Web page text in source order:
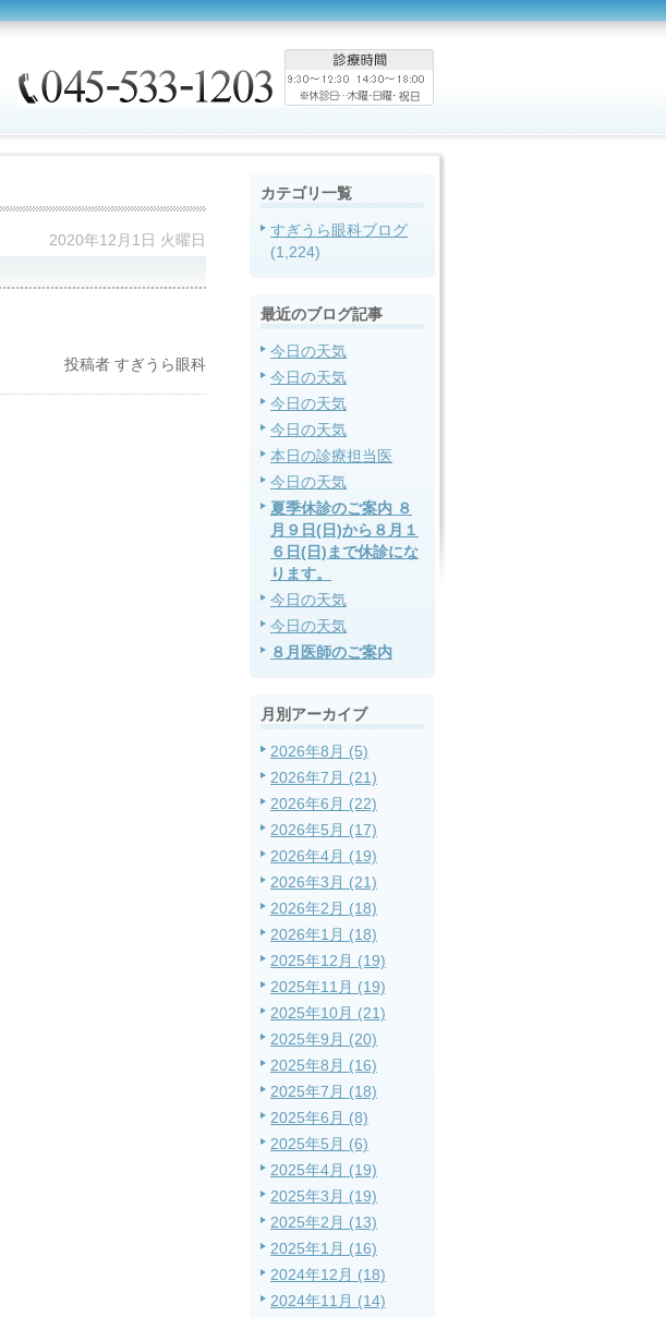
2020年12月1日 火曜日
投稿者 すぎうら眼科
カテゴリ一覧
すぎうら眼科ブログ
(1,224)
最近のブログ記事
今日の天気
今日の天気
今日の天気
今日の天気
本日の診療担当医
今日の天気
夏季休診のご案内 ８
月９日(日)から８月１
６日(日)まで休診にな
ります。
今日の天気
今日の天気
８月医師のご案内
月別アーカイブ
2026年8月 (5)
2026年7月 (21)
2026年6月 (22)
2026年5月 (17)
2026年4月 (19)
2026年3月 (21)
2026年2月 (18)
2026年1月 (18)
2025年12月 (19)
2025年11月 (19)
2025年10月 (21)
2025年9月 (20)
2025年8月 (16)
2025年7月 (18)
2025年6月 (8)
2025年5月 (6)
2025年4月 (19)
2025年3月 (19)
2025年2月 (13)
2025年1月 (16)
2024年12月 (18)
2024年11月 (14)